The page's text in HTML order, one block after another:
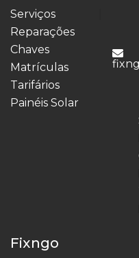
Serviços
Reparações
Chaves
Matrículas
Tarifários
Painéis Solar
Fixngo